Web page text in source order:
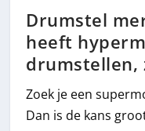
Drumstel
heeft
drumstellen,
Zoek je een
Dan is de kans